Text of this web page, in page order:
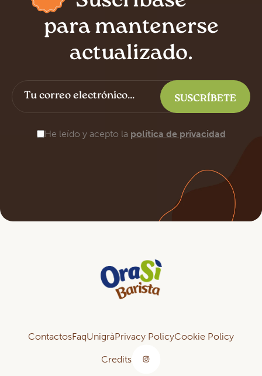
para mantenerse
actualizado.
He leído y acepto la política de privacidad
ContactosFaqUnigràPrivacy PolicyCookie Policy
Credits